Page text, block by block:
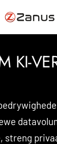
Zanus
KI
KI-
streng